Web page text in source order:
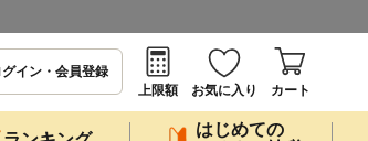
グイン・会員登録
上限額
お気に入り カート
はじめての